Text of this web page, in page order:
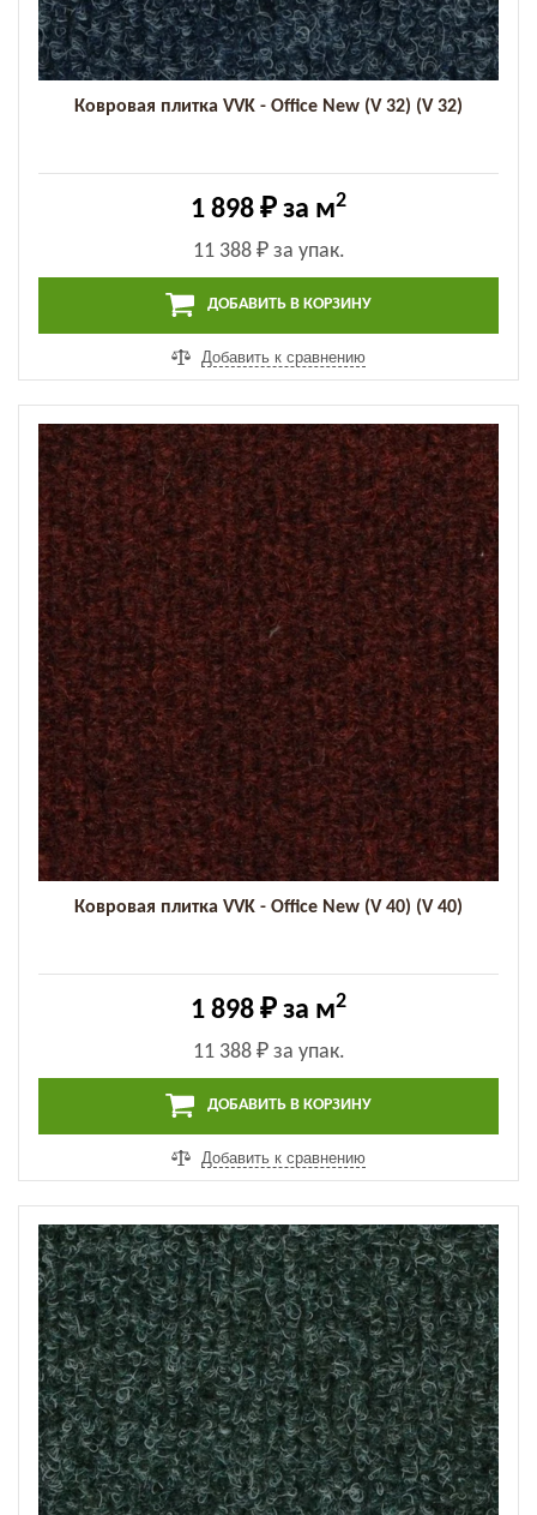
Ковровая плитка VVK - Office New (V 32) (V 32)
1 898 ₽ за м2
11 388 ₽за упак.
ДОБАВИТЬ В КОРЗИНУ
Добавить к сравнению
Ковровая плитка VVK - Office New (V 40) (V 40)
1 898 ₽ за м2
11 388 ₽за упак.
ДОБАВИТЬ В КОРЗИНУ
Добавить к сравнению